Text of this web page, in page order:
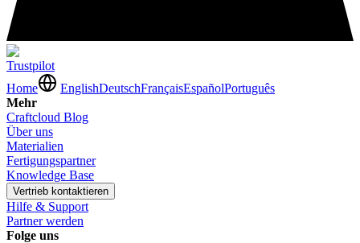
Trustpilot
Home
EnglishDeutschFrançaisEspañolPortuguês
Mehr
Craftcloud Blog
Über uns
Materialien
Fertigungspartner
Knowledge Base
Vertrieb kontaktieren
Hilfe & Support
Partner werden
Folge uns